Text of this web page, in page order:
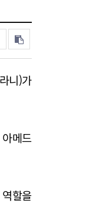
니)가
메드
할을